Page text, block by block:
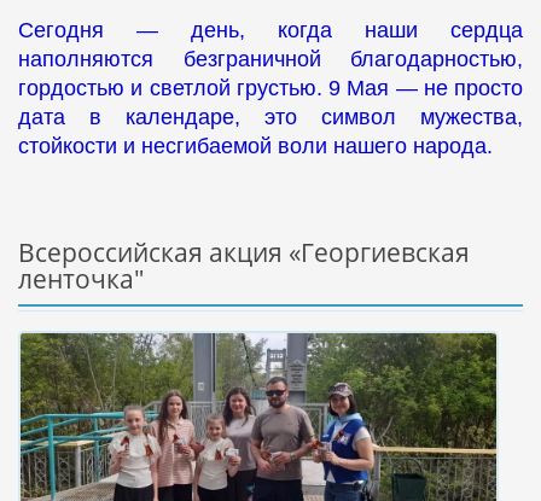
Сегодня — день, когда наши сердца
наполняются безграничной благодарностью,
гордостью и светлой грустью. 9 Мая — не просто
дата в календаре, это символ мужества,
стойкости и несгибаемой воли нашего народа.
Всероссийская акция «Георгиевская
ленточка"